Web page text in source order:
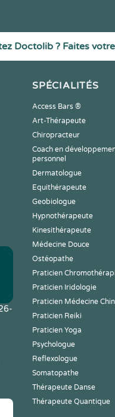
Doctolib ? Faites
SPÉCIALITÉS
Access Bars ®
Art-Thérapeute
Chiropracteur
Coach en
personnel
Dermatologue
Equithérapeute
Geobiologue
Hypnothérapeute
Kinesithérapeute
Médecine Douce
Ostéopathe
Praticien
Praticien Iridologie
Praticien Médecine
Praticien Reiki
Praticien Yoga
Psychologue
Reflexologue
Somatopathe
Thérapeute Danse
Thérapeute Quantique